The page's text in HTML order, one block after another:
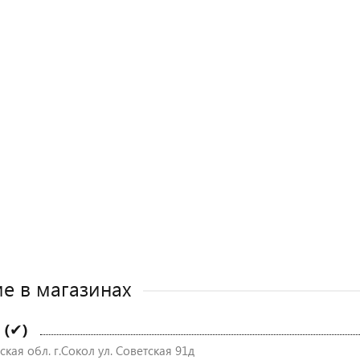
в магазинах
(✔)
обл. г.Сокол ул. Советская 91д